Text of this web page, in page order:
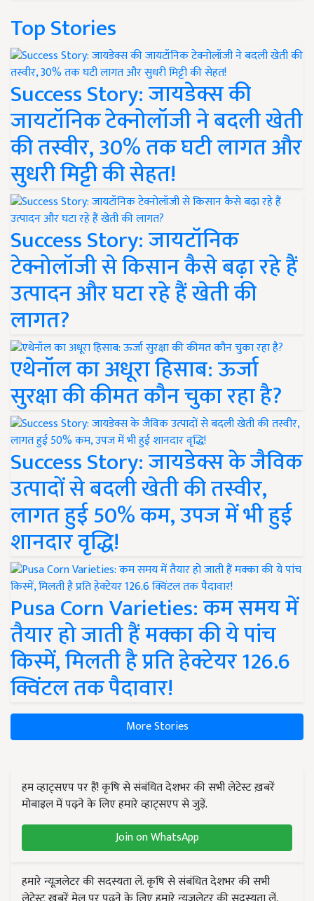
Top Stories
Success Story: जायडेक्स की
जायटॉनिक टेक्नोलॉजी ने बदली खेती
की तस्वीर, 30% तक घटी लागत और
सुधरी मिट्टी की सेहत!
Success Story: जायटॉनिक
टेक्नोलॉजी से किसान कैसे बढ़ा रहे हैं
उत्पादन और घटा रहे हैं खेती की
लागत?
एथेनॉल का अधूरा हिसाब: ऊर्जा
सुरक्षा की कीमत कौन चुका रहा है?
Success Story: जायडेक्स के जैविक
उत्पादों से बदली खेती की तस्वीर,
लागत हुई 50% कम, उपज में भी हुई
शानदार वृद्धि!
Pusa Corn Varieties: कम समय में
तैयार हो जाती हैं मक्का की ये पांच
किस्में, मिलती है प्रति हेक्टेयर 126.6
क्विंटल तक पैदावार!
More Stories
हम व्हाट्सएप पर हैं! कृषि से संबंधित देशभर की सभी लेटेस्ट ख़बरें
मोबाइल में पढ़ने के लिए हमारे व्हाट्सएप से जुड़ें.
Join on WhatsApp
हमारे न्यूज़लेटर की सदस्यता लें. कृषि से संबंधित देशभर की सभी